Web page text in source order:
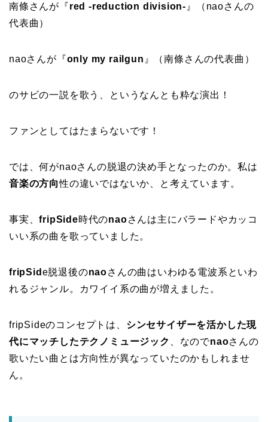
南條さんが『red -reduction division- 』（naoさんの
代表曲）
naoさんが『only my railgun 』（南條さんの代表曲）
のサビの一説を歌う、というなんとも粋な演出！
ファンとしてはたまらないです！
では、何がnaoさんの脱退の決め手となったのか。私は
音楽の方向性の違いではないか、と考えています。
事実、fripSide時代のnaoさんは主にバラードやカッコ
いい系の曲を歌っていました。
fripSid e脱退後のnaoさんの曲はいわゆる電波系といわ
れるジャンル。カワイイ系の曲が増えました。
fripSideのコンセプトは、 シンセサイザーを活かした現
代にマッチしたテクノミュージック
、なのでnaoさんの
歌いたい曲とは方向性が異なっていたのかもしれませ
ん。